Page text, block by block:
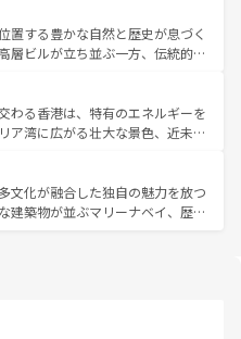
韓国の多彩な魅力を心ゆくまで味
てみてほしい。 なお、新着の韓国情報はコンテンツ一
息づく。ハノイの古い町並みやホ
治時代の建物も、独特の雰囲気を
バラエティの豊かさとおいしさで
ー、ベトナムコーヒーなどは、ぜ
の地域を訪れてもあたたかい人々
ので、きっと忘れられない旅にな
置する豊かな自然と歴史が息づく
層ビルが立ち並ぶ一方、伝統的な
北部ではチェンマイなどの山岳地
部ではプーケットやクラビの美し
を楽しむことができる。タイ料理
暖で、どの季節にも異なる楽しみ
すいタイの人々、仏教を中心とし
光資源が、訪れる旅人を魅了し続
わる香港は、特有のエネルギーを
ア湾に広がる壮大な景色、近未来
するはず。観光スポットが密集し
ろを回れるのも魅力。息をのむよ
験まで、香港を存分に楽しみ尽く
文化が融合した独自の魅力を放つ
建築物が並ぶマリーナベイ、歴史
風情を楽しめる外せないスポット